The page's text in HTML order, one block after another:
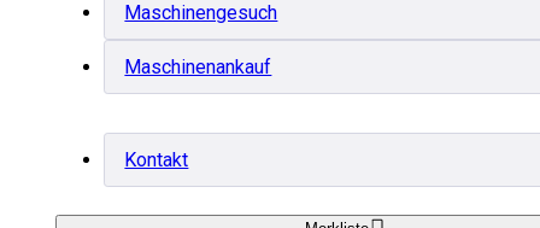
Maschinengesuch
Maschinenankauf
Kontakt